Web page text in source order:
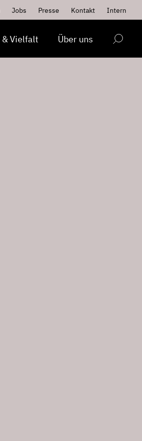
Jobs Presse Kontakt Intern
& Vielfalt Über uns